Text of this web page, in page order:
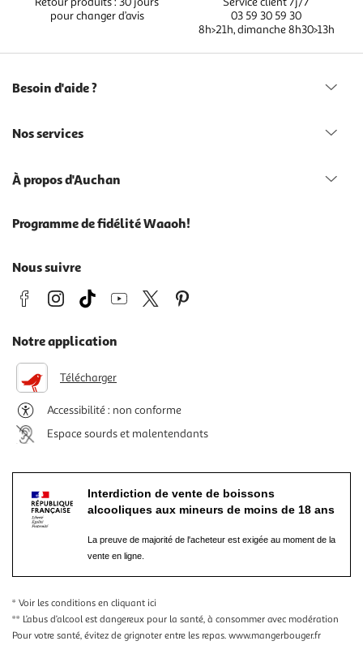
pour changer d’avis
03 59 30 59 30
8h>21h, dimanche 8h30>13h
Besoin d'aide ?
Nos services
À propos d'Auchan
Programme de fidélité Waaoh!
Nous suivre
Notre application
Télécharger
Accessibilité : non conforme
Espace sourds et malentendants
Interdiction de vente de boissons
alcooliques aux mineurs de moins de 18 ans
La preuve de majorité de l'acheteur est exigée au moment de la
vente en ligne.
* Voir les conditions en cliquant ici
** L’abus d’alcool est dangereux pour la santé, à consommer avec modération
Pour votre santé, évitez de grignoter entre les repas. www.mangerbouger.fr